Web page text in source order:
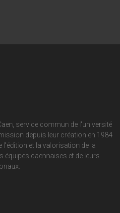
service commun de l'université
depuis leur création en 1984
et la valorisation de la
équipes caennaises et de leurs